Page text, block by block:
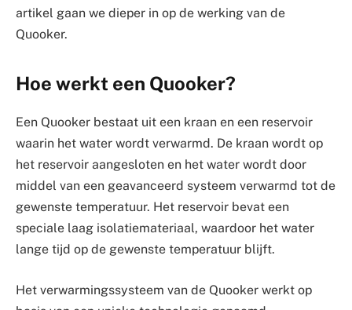
artikel gaan we dieper in op de werking van de
Quooker.
Hoe werkt een Quooker?
Een Quooker bestaat uit een kraan en een reservoir
waarin het water wordt verwarmd. De kraan wordt op
het reservoir aangesloten en het water wordt door
middel van een geavanceerd systeem verwarmd tot de
gewenste temperatuur. Het reservoir bevat een
speciale laag isolatiemateriaal, waardoor het water
lange tijd op de gewenste temperatuur blijft.
Het verwarmingssysteem van de Quooker werkt op